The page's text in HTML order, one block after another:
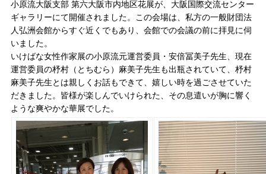
小原流大阪支部 第六大阪市内地区花展が、大阪国際交流センター
ギャラリーにて開催されました。この会場は、私方の一般財団法
人弘洲会館からすぐ近くでもあり、会館での会議の前に拝見に伺
いました。
いけばな女性作家展の小原流元運営委員・安倍冨美子先生、現在
運営委員の杼村（とちむら）麻美子先生も出瓶されていて、杼村
麻美子先生とは親しくお話もできて、嬉しい時を過ごさせていた
だきました。皆様が楽しんでいけられた、その息遣いが胸に響く
ような爽やかな華展でした。